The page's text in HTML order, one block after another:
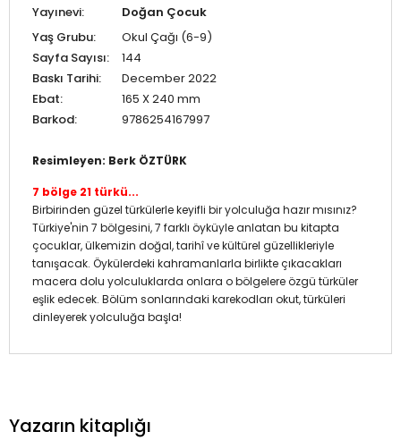
Yayınevi:
Doğan Çocuk
Yaş Grubu:
Okul Çağı (6-9)
Sayfa Sayısı:
144
Baskı Tarihi:
December 2022
Ebat:
165 X 240 mm
Barkod:
9786254167997
Resimleyen: Berk ÖZTÜRK
7 bölge 21 türkü...
Birbirinden güzel türkülerle keyifli bir yolculuğa hazır mısınız?
Türkiye'nin 7 bölgesini, 7 farklı öyküyle anlatan bu kitapta
çocuklar, ülkemizin doğal, tarihî ve kültürel güzellikleriyle
tanışacak. Öykülerdeki kahramanlarla birlikte çıkacakları
macera dolu yolculuklarda onlara o bölgelere özgü türküler
eşlik edecek. Bölüm sonlarındaki karekodları okut, türküleri
dinleyerek yolculuğa başla!
Yazarın kitaplığı